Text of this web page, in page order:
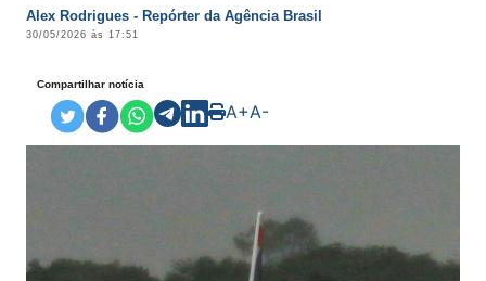
Alex Rodrigues - Repórter da Agência Brasil
30/05/2026 às 17:51
Compartilhar notícia
A+A-